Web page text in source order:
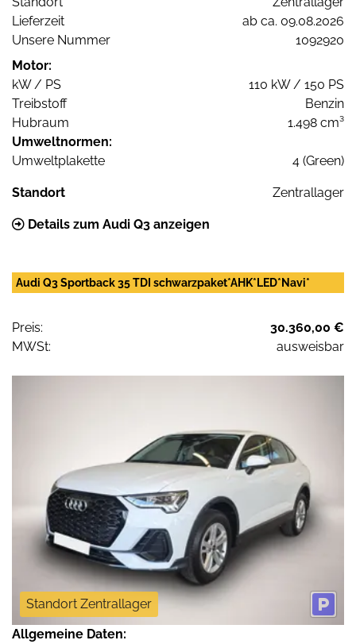
Lieferzeit
ab ca. 09.08.2026
Unsere Nummer
1092920
Motor:
kW / PS
110 kW / 150 PS
Treibstoff
Benzin
Hubraum
1.498 cm³
Umweltnormen:
Umweltplakette
4 (Green)
Standort Zentrallager
Details zum Audi Q3 anzeigen
Audi Q3 Sportback 35 TDI schwarzpaket*AHK*LED*Navi*
Preis:
30.360,00 €
MWSt:
ausweisbar
Standort Zentrallager
Allgemeine Daten: